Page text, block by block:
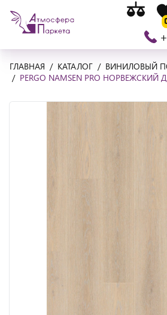
На
главную
Список
ГЛАВНАЯ КАТАЛОГ
ВИНИЛОВЫЙ
PERGO NAMSEN PRO НОРВЕЖСКИЙ